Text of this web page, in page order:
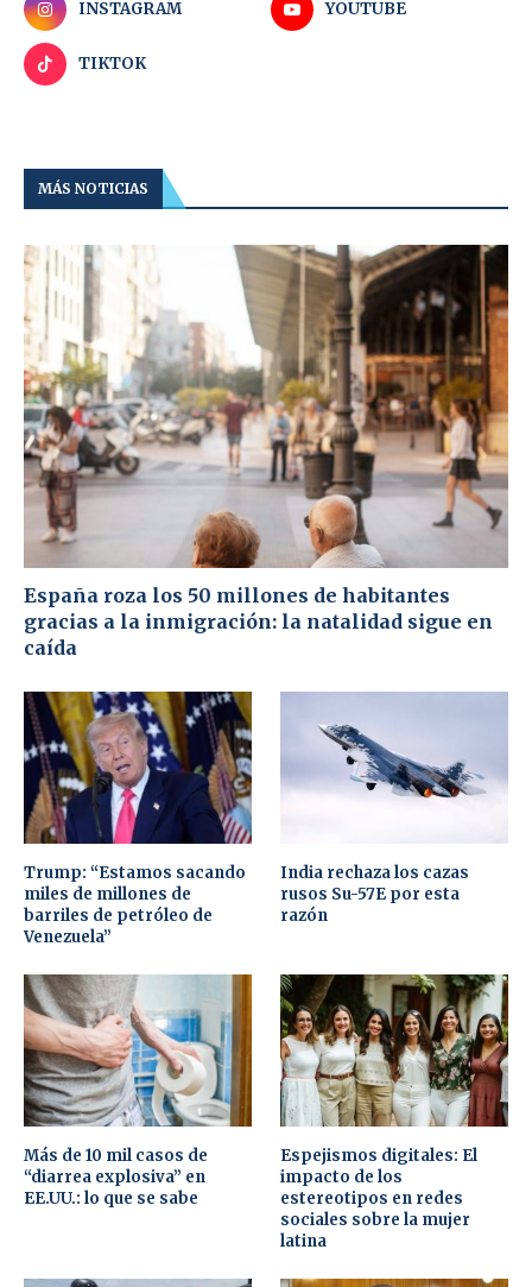
INSTAGRAM YOUTUBE
TIKTOK
MÁS NOTICIAS
España roza los 50 millones de habitantes
gracias a la inmigración: la natalidad sigue en
caída
Trump: “Estamos sacando
miles de millones de
barriles de petróleo de
Venezuela”
India rechaza los cazas
rusos Su-57E por esta
razón
Más de 10 mil casos de
“diarrea explosiva” en
EE.UU.: lo que se sabe
Espejismos digitales: El
impacto de los
estereotipos en redes
sociales sobre la mujer
latina